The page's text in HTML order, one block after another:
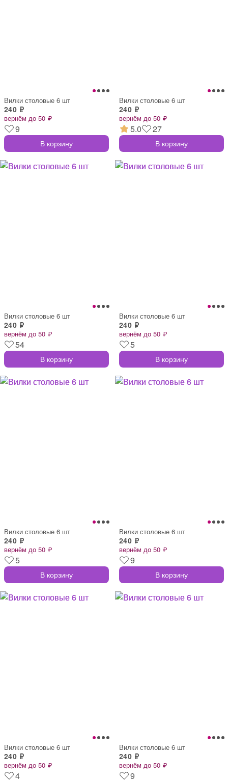
Вилки столовые 6 шт
240 ₽
вернём до 50 ₽
9
В корзину
Вилки столовые 6 шт
240 ₽
вернём до 50 ₽
5.0 27
В корзину
Вилки столовые 6 шт
240 ₽
вернём до 50 ₽
54
В корзину
Вилки столовые 6 шт
240 ₽
вернём до 50 ₽
5
В корзину
Вилки столовые 6 шт
240 ₽
вернём до 50 ₽
5
В корзину
Вилки столовые 6 шт
240 ₽
вернём до 50 ₽
9
В корзину
Вилки столовые 6 шт
240 ₽
вернём до 50 ₽
4
Вилки столовые 6 шт
240 ₽
вернём до 50 ₽
9